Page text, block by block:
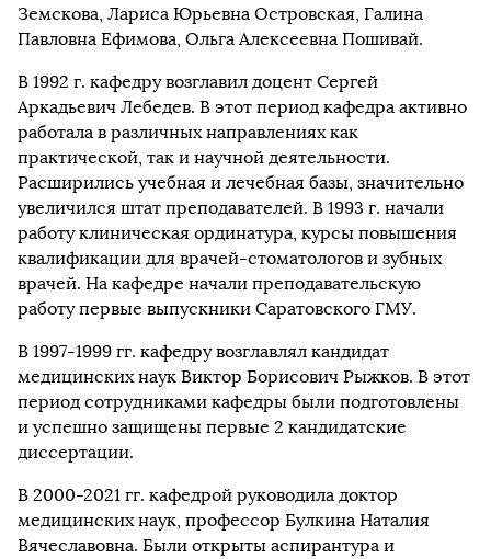
Земскова, Лариса Юрьевна Островская, Галина
Павловна Ефимова, Ольга Алексеевна Пошивай.
В 1992 г. кафедру возглавил доцент Сергей
Аркадьевич Лебедев. В этот период кафедра активно
работала в различных направлениях как
практической, так и научной деятельности.
Расширились учебная и лечебная базы, значительно
увеличился штат преподавателей. В 1993 г. начали
работу клиническая ординатура, курсы повышения
квалификации для врачей-стоматологов и зубных
врачей. На кафедре начали преподавательскую
работу первые выпускники Саратовского ГМУ.
В 1997-1999 гг. кафедру возглавлял кандидат
медицинских наук Виктор Борисович Рыжков. В этот
период сотрудниками кафедры были подготовлены
и успешно защищены первые 2 кандидатские
диссертации.
В 2000-2021 гг. кафедрой руководила доктор
медицинских наук, профессор Булкина Наталия
Вячеславовна. Были открыты аспирантура и